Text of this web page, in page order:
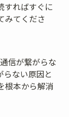
すればすぐに
みてくださ
信が繋がらな
ない原因と
根本から解消